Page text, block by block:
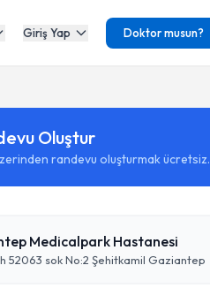
Giriş Yap Doktor musun?
Oluştur
randevu oluşturmak ücretsiz.
Medicalpark Hastanesi
52063 sok No:2 Şehitkamil Gaziantep